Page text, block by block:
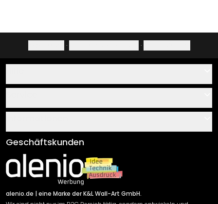
· ·
Über uns
Klebe- und Montageanleitungen
Newsletter An-/Abmeldung
Sendungsverfolgung
AGB
Impressum
Versand & Zahlung
Rücksendung
Geschäftskunden
alenio.de | eine Marke der K&L Wall-Art GmbH.